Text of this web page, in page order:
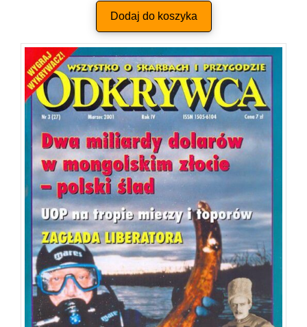
Dodaj do koszyka